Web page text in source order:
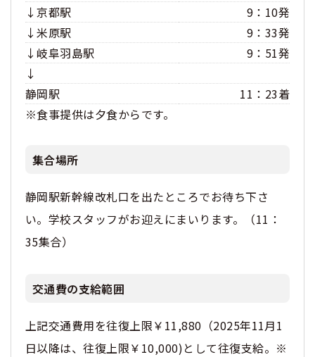
↓京都駅
9：10発
↓米原駅
9：33発
↓岐阜羽島駅
9：51発
↓
静岡駅
11：23着
※食事提供は夕食からです。
集合場所
静岡駅新幹線改札口を出たところでお待ち下さ
い。学校スタッフがお迎えにまいります。（11：
35集合）
交通費の支給範囲
上記交通費用を往復上限￥11,880（2025年11月1
日以降は、往復上限￥10,000)として往復支給。※